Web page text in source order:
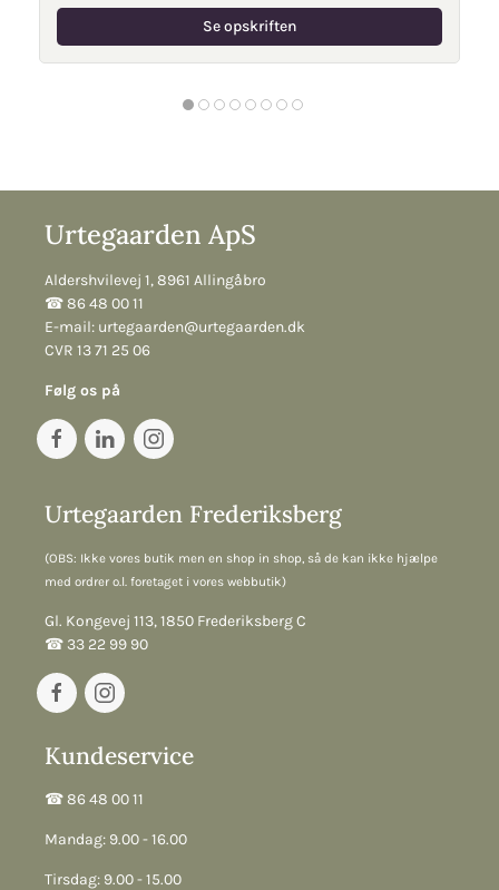
Se opskriften
Urtegaarden ApS
Aldershvilevej 1, 8961 Allingåbro
☎︎ 86 48 00 11
E-mail: urtegaarden@urtegaarden.dk
CVR 13 71 25 06
Følg os på
Urtegaarden Frederiksberg
(OBS: Ikke vores butik men en shop in shop, så de kan ikke hjælpe
med ordrer o.l. foretaget i vores webbutik)
Gl. Kongevej 113, 1850 Frederiksberg C
☎︎ 33 22 99 90
Kundeservice
☎︎ 86 48 00 11
Mandag: 9.00 - 16.00
Tirsdag: 9.00 - 15.00